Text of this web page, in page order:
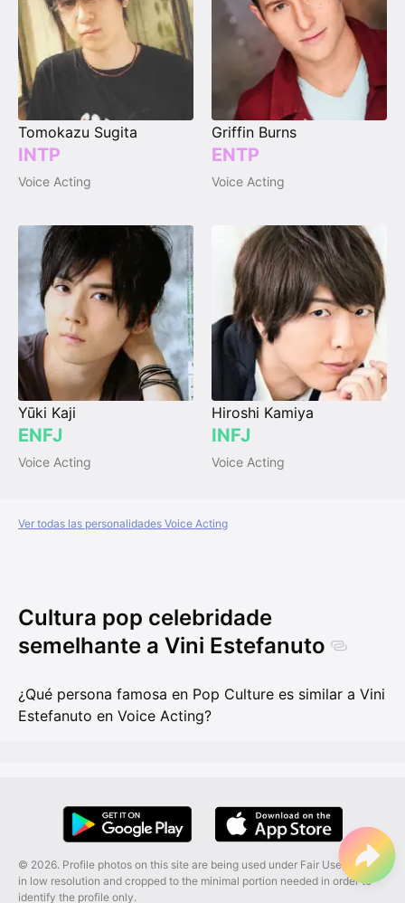
Tomokazu Sugita
INTP
Voice Acting
Griffin Burns
ENTP
Voice Acting
Yūki Kaji
ENFJ
Voice Acting
Hiroshi Kamiya
INFJ
Voice Acting
Ver todas las personalidades Voice Acting
Cultura pop celebridade
semelhante a Vini Estefanuto
¿Qué persona famosa en Pop Culture es similar a Vini
Estefanuto en Voice Acting?
© 2026. Profile photos on this site are being used under Fair Use, and are
in low resolution and cropped to the minimal portion needed in order to
identify the profile only.